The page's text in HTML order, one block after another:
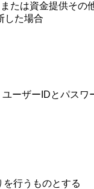
たは資金提供その
した場合
ーザーIDとパスワ
行うものとする